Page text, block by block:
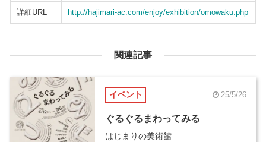
詳細URL http://hajimari-ac.com/enjoy/exhibition/omowaku.php
関連記事
イベント 25/5/26
ぐるぐるまわってみる
はじまりの美術館